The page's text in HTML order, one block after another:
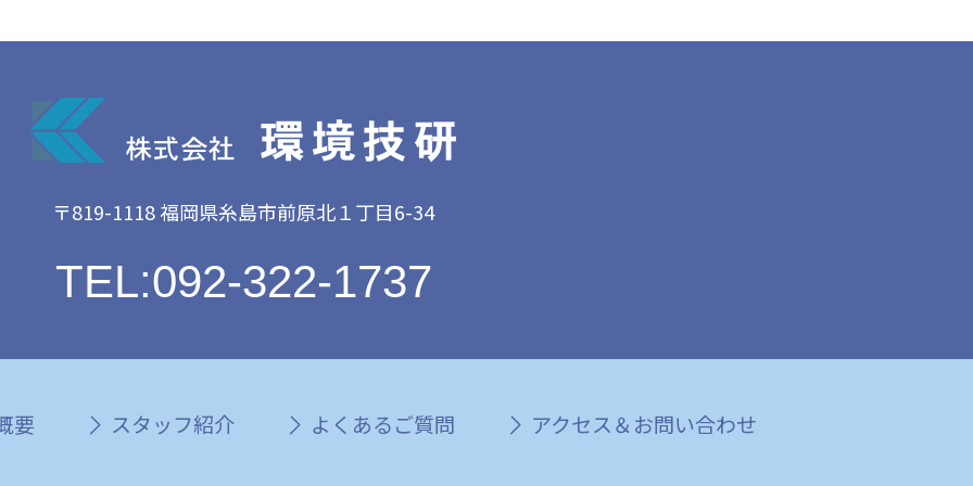
〒819-1118 福岡県糸島市前原北１丁目6-34
TEL:092-322-1737
要 スタッフ紹介 よくあるご質問 アクセス＆お問い合わせ